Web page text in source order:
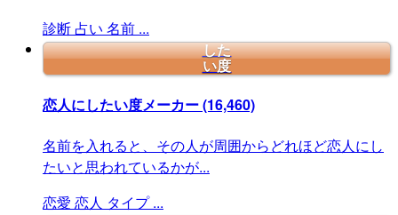
診断 占い 名前 ...
した
い度
恋人にしたい度メーカー(16,460)
名前を入れると、その人が周囲からどれほど恋人にし
たいと思われているかが...
恋愛 恋人 タイプ ...